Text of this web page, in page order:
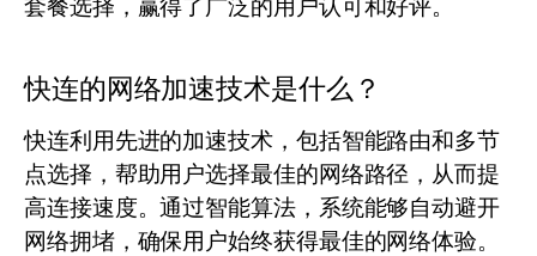
套餐选择，赢得了广泛的用户认可和好评。
快连的网络加速技术是什么？
快连利用先进的加速技术，包括智能路由和多节
点选择，帮助用户选择最佳的网络路径，从而提
高连接速度。通过智能算法，系统能够自动避开
网络拥堵，确保用户始终获得最佳的网络体验。